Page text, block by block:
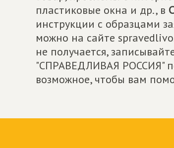
пластиковые окна и др., в
инструкции с образцами
можно на сайте
не получается,
"СПРАВЕДЛИВАЯ РОССИЯ"
возможное, чтобы вам